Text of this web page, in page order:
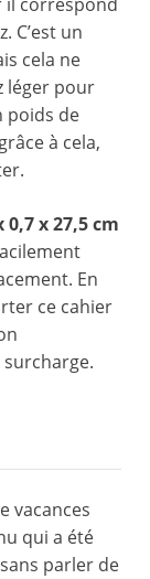
C’est un
cela ne
léger pour
poids de
à cela,
0,7 x 27,5 cm
En
ce cahier
vacances
qui a été
parler de